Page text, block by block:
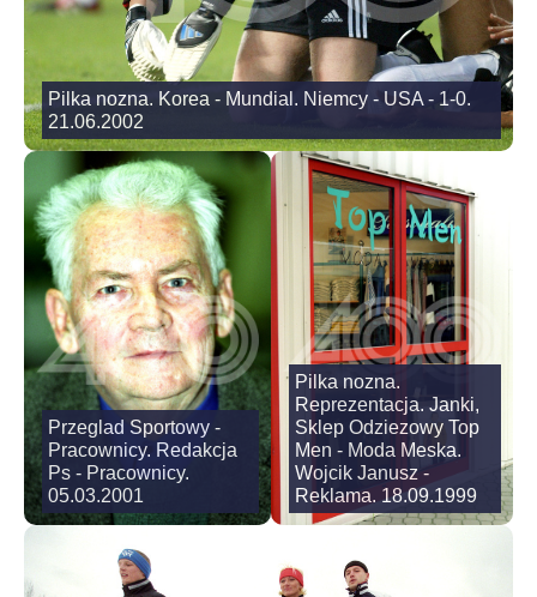
Pilka nozna. Korea - Mundial. Niemcy - USA - 1-0.
21.06.2002
Przeglad Sportowy -
Pracownicy. Redakcja
Ps - Pracownicy.
05.03.2001
Pilka nozna.
Reprezentacja. Janki,
Sklep Odziezowy Top
Men - Moda Meska.
Wojcik Janusz -
Reklama. 18.09.1999